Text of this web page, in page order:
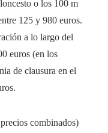
o los 100 m
125 y 980 euros.
a lo largo del
euros (en los
de clausura en el
combinados)